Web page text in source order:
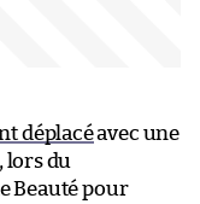
déplacéavec une
lors du
Beauté pour